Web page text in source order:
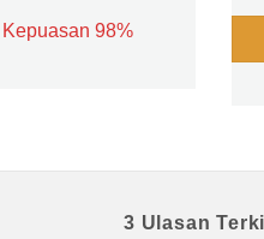
98%
3 Ulasan